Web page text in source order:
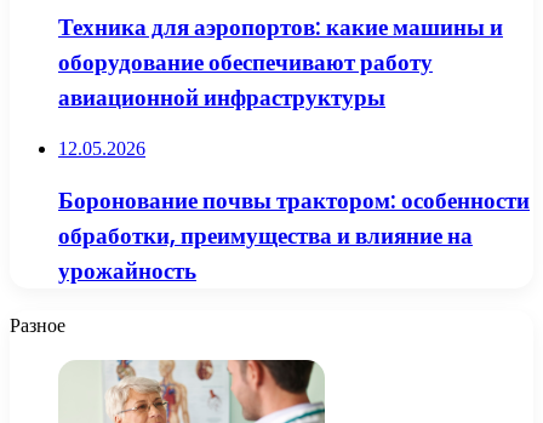
Техника для аэропортов: какие машины и
оборудование обеспечивают работу
авиационной инфраструктуры
12.05.2026
Боронование почвы трактором: особенности
обработки, преимущества и влияние на
урожайность
Разное